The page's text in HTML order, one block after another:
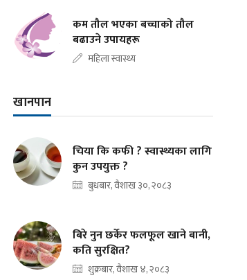
कम तौल भएका बच्चाको तौल
बढाउने उपायहरू
महिला स्वास्थ्य
खानपान
चिया कि कफी ? स्वास्थ्यका लागि
कुन उपयुक्त ?
बुधबार, वैशाख ३०, २०८३
बिरे नुन छर्केर फलफूल खाने बानी,
कति सुरक्षित?
शुक्रबार, वैशाख ४, २०८३